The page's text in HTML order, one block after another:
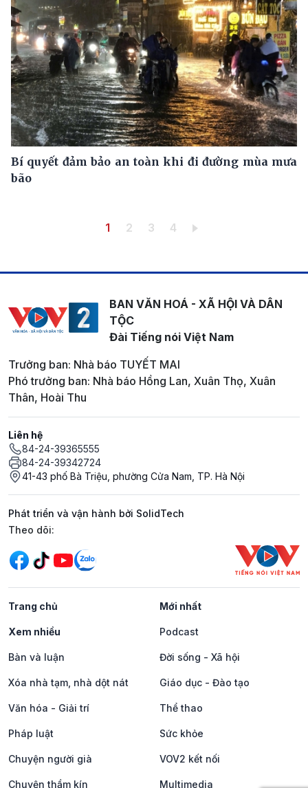
Bí quyết đảm bảo an toàn khi đi đường mùa mưa
bão
Trang hiện thời
1 Trang
2 Trang
3 Trang
4
BAN VĂN HOÁ - XÃ HỘI VÀ DÂN
TỘC
Đài Tiếng nói Việt Nam
Trưởng ban: Nhà báo TUYẾT MAI
Phó trưởng ban: Nhà báo Hồng Lan, Xuân Thọ, Xuân
Thân, Hoài Thu
Liên hệ
84-24-39365555
84-24-39342724
41-43 phố Bà Triệu, phường Cửa Nam, TP. Hà Nội
Phát triển và vận hành bởi SolidTech
Mạng xã hội
Theo dõi:
Trang chủ Mới nhất
Xem nhiều Podcast
Bàn và luận Đời sống - Xã hội
Xóa nhà tạm, nhà dột nát Giáo dục - Đào tạo
Văn hóa - Giải trí Thể thao
Pháp luật Sức khỏe
Chuyện người già VOV2 kết nối
Chuyện thầm kín Multimedia